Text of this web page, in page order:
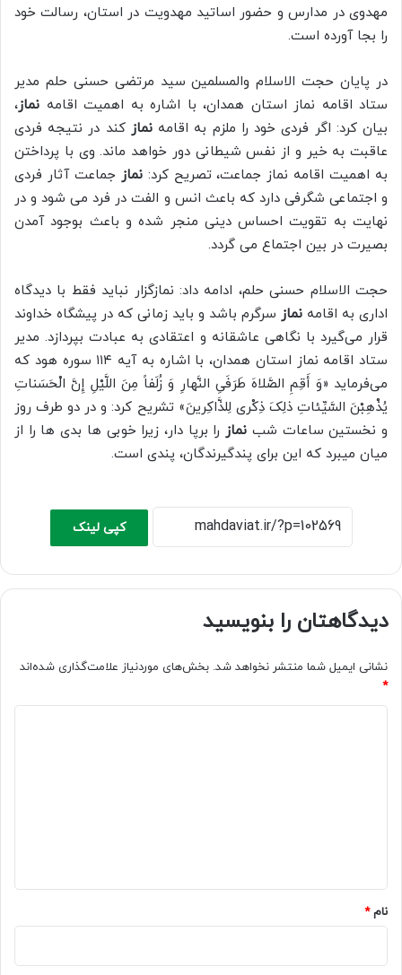
مهدوی در مدارس و حضور اساتید مهدویت در استان، رسالت خود
را بجا آورده است.
در پایان حجت الاسلام والمسلمین سید مرتضی حسنی حلم مدیر
ستاد اقامه نماز استان همدان، با اشاره به اهمیت اقامه نماز،
بیان کرد: اگر فردی خود را ملزم به اقامهنماز کند در نتیجه فردی
عاقبت به خیر و از نفس شیطانی دور خواهد ماند. وی با پرداختن
به اهمیت اقامه نماز جماعت، تصریح کرد:نماز جماعت آثار فردی
و اجتماعی شگرفی دارد که باعث انس و الفت در فرد می شود و در
نهایت به تقویت احساس دینی منجر شده و باعث بوجود آمدن
بصیرت در بین اجتماع می گردد.
حجت الاسلام حسنی حلم، ادامه داد: نمازگزار نباید فقط با دیدگاه
اداری به اقامه نماز سرگرم باشد و باید زمانی که در پیشگاه خداوند
قرار می‌گیرد با نگاهی عاشقانه و اعتقادی به عبادت بپردازد. مدیر
ستاد اقامه نماز استان همدان، با اشاره به آیه ۱۱۴ سوره هود که
می‌فرماید «وَ أَقِمِ الصَّلاهَ طَرَفَیِ النَّهارِ وَ زُلَفاً مِنَ اللَّیْلِ إِنَّ الْحَسَناتِ
یُذْهِبْنَ السَّیِّئاتِ ذلِکَ ذِکْری‏ لِلذَّاکِرینَ» تشریح کرد: و در دو طرف روز
و نخستین ساعات شب نماز را برپا دار، زیرا خوبی ها بدی ها را از
میان می‏برد که این برای پندگیرندگان، پندی است.
کپی لینک
دیدگاهتان را بنویسید
نشانی ایمیل شما منتشر نخواهد شد. بخش‌های موردنیاز علامت‌گذاری شده‌اند
*
نام*